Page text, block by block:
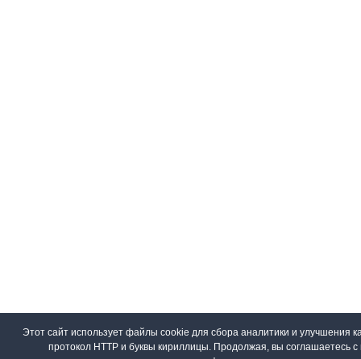
Этот сайт использует файлы cookie для сбора аналитики и улучшения
протокол HTTP и буквы кириллицы. Продолжая, вы соглашаетесь